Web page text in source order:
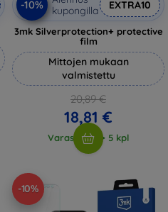
-10%
kupongilla
EXTRA10
3mk Silverprotection+ protective
film
Mittojen mukaan
valmistettu
20,89 €
18,81 €
Varastossa > 5 kpl
-10%